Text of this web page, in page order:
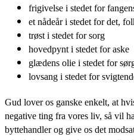
frigivelse i stedet for
et nådeår i stedet for det,
trøst i stedet for sorg
hovedpynt i stedet for aske
glædens olie i stedet for
lovsang i stedet for
Gud lover os ganske enkelt, at
negative ting fra vores liv, så vil
byttehandler og give os det